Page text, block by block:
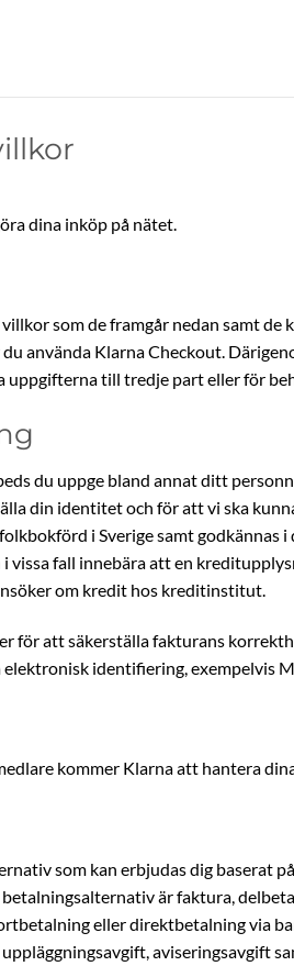
dina inköp på nätet.
som de framgår nedan samt
använda Klarna Checkout.
till tredje part eller för
du uppge bland annat ditt
din identitet och för att vi ska
i Sverige samt godkännas
fall innebära att en
om kredit hos kreditinstitut.
att säkerställa fakturans
identifiering, exempelvis
kommer Klarna att hantera
som kan erbjudas dig baserat
är faktura,
eller direktbetalning via
aviseringsavgift